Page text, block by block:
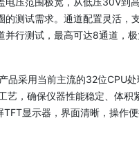
的测试需求。通道配置灵活，
并行测试，最高可达8通道，
品采用当前主流的32位CPU
艺，确保仪器性能稳定、体积
显示器，界面清晰，操作